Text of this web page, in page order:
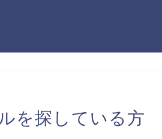
を探している方